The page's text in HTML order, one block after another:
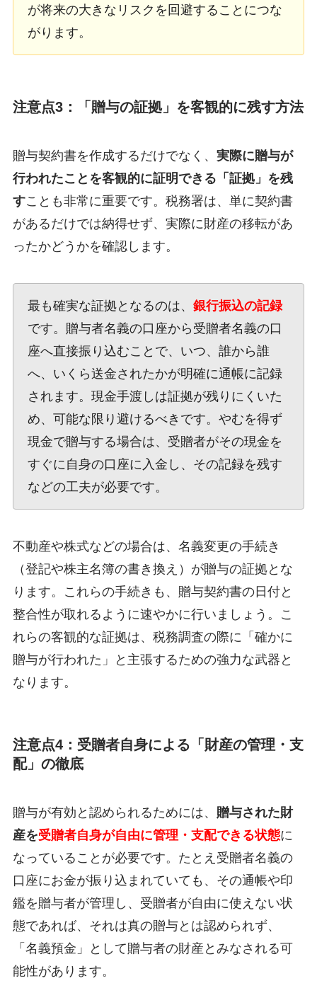
が将来の大きなリスクを回避することにつな
がります。
注意点3：「贈与の証拠」を客観的に残す方法
贈与契約書を作成するだけでなく、 実際に贈与が
行われたことを客観的に証明できる「証拠」を残
すことも非常に重要です。税務署は、単に契約書
があるだけでは納得せず、実際に財産の移転があ
ったかどうかを確認します。
最も確実な証拠となるのは、 銀行振込の記録
です。贈与者名義の口座から受贈者名義の口
座へ直接振り込むことで、いつ、誰から誰
へ、いくら送金されたかが明確に通帳に記録
されます。現金手渡しは証拠が残りにくいた
め、可能な限り避けるべきです。やむを得ず
現金で贈与する場合は、受贈者がその現金を
すぐに自身の口座に入金し、その記録を残す
などの工夫が必要です。
不動産や株式などの場合は、名義変更の手続き
（登記や株主名簿の書き換え）が贈与の証拠とな
ります。これらの手続きも、贈与契約書の日付と
整合性が取れるように速やかに行いましょう。こ
れらの客観的な証拠は、税務調査の際に「確かに
贈与が行われた」と主張するための強力な武器と
なります。
注意点4：受贈者自身による「財産の管理・支
配」の徹底
贈与が有効と認められるためには、 贈与された財
産を受贈者自身が自由に管理・支配できる状態に
なっていることが必要です。たとえ受贈者名義の
口座にお金が振り込まれていても、その通帳や印
鑑を贈与者が管理し、受贈者が自由に使えない状
態であれば、それは真の贈与とは認められず、
「名義預金」として贈与者の財産とみなされる可
能性があります。